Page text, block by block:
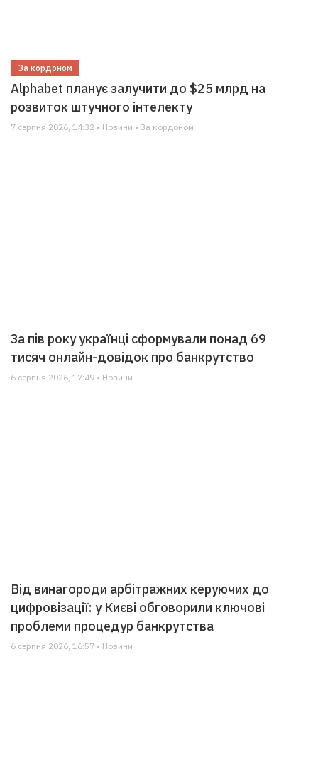
За кордоном
Alphabet планує залучити до $25 млрд на
розвиток штучного інтелекту
7 серпня 2026, 14:32 • Новини • За кордоном
За пів року українці сформували понад 69
тисяч онлайн-довідок про банкрутство
6 серпня 2026, 17:49 • Новини
Від винагороди арбітражних керуючих до
цифровізації: у Києві обговорили ключові
проблеми процедур банкрутства
6 серпня 2026, 16:57 • Новини